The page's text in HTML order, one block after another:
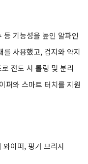
기능성을 높인 알파인
사용했고, 검지와 약지
전도 시 롤링 및 분리
퍼와 스마트 터치를 지원
이퍼, 핑거 브리지